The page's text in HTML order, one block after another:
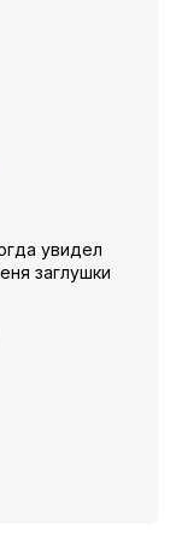
увидел
заглушки